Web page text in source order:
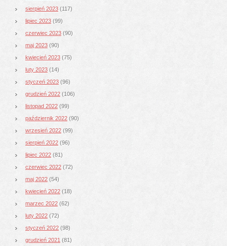
sierpień 2023 (117)
lipiec 2023 (99)
czerwiec 2023 (90)
maj 2023 (90)
kwiecień 2023 (75)
luty 2023 (14)
styczeń 2023 (96)
grudzień 2022 (106)
listopad 2022 (99)
październik 2022 (90)
wrzesień 2022 (99)
sierpień 2022 (96)
lipiec 2022 (81)
czerwiec 2022 (72)
maj 2022 (54)
kwiecień 2022 (18)
marzec 2022 (62)
luty 2022 (72)
styczeń 2022 (98)
grudzień 2021 (81)